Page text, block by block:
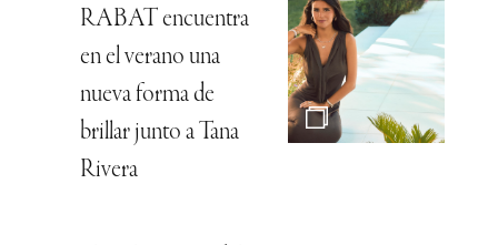
RABAT encuentra
en el verano una
nueva forma de
brillar junto a Tana
Rivera